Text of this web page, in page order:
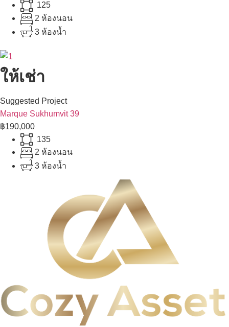
125
2 ห้องนอน
3 ห้องน้ำ
ให้เช่า
Suggested Project
Marque Sukhumvit 39
฿190,000
135
2 ห้องนอน
3 ห้องน้ำ